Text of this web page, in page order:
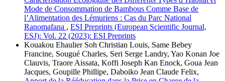
Mode de Consommation de Bambous Comme Base de
l’Alimentation des Lémuriens : Cas du Parc National
Ranomafana , ESI Preprints (European Scientific Journal,
ESJ): Vol. 22 (2023): ESI Preprints
Kouakou Ehaulier Soh Christian Louis, Same Bebey
Francine, Sougué Charles, Seri Serge Landry, Yao Konan Joe
Clauvis, Traore Aissata, Koffi Joseph Kan Enock, Goua Jean
Jacques, Goupille Phillipe, Daboiko Jean Claude Felix,